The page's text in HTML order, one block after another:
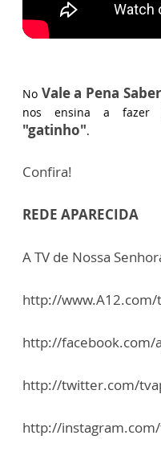
No Vale a Pena Saber
nos ensina a fazer
"gatinho".
Confira!
REDE APARECIDA
A TV de Nossa
http://www.A12.com/
http://facebook.com/
http://twitter.com/
http://